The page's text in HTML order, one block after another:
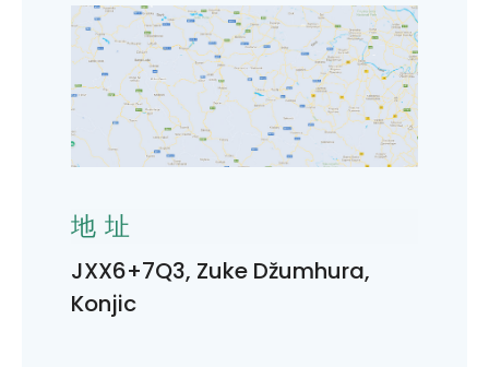
地址
JXX6+7Q3, Zuke Džumhura,
Konjic